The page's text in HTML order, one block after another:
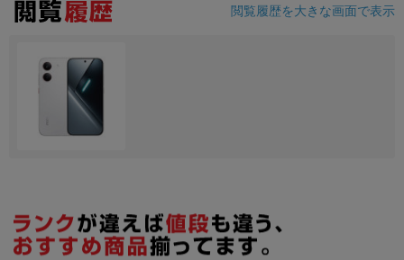
閲覧履歴を大きな画面で表示